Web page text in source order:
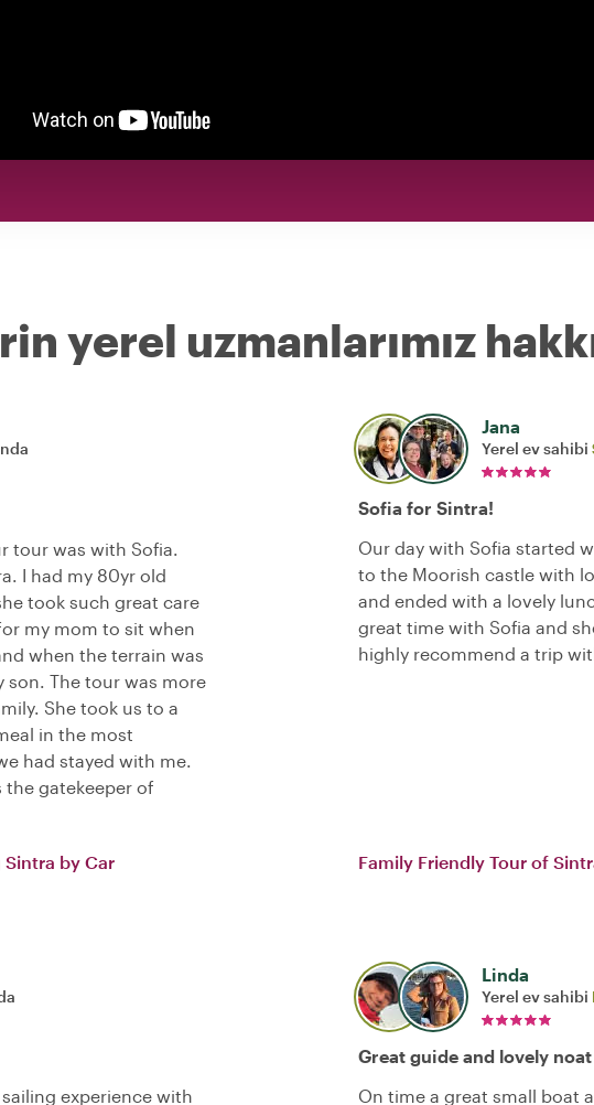
yerel uzmanlarımız
tour was with Sofia.
I had my 80yr old
took such great care
my mom to sit when
when the terrain was
son. The tour was more
She took us to a
in the most
had stayed with me.
gatekeeper of
by Car
Jana
Yerel ev sahibi
Sofia for Sintra!
Our day with Sofia started
to the Moorish castle with
and ended with a lovely
great time with Sofia and
highly recommend a trip
Family Friendly Tour of
experience with
Linda
Yerel ev sahibi
Great guide and lovely
On time a great small boat